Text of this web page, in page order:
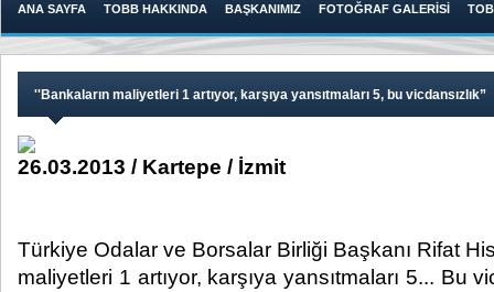
ANA SAYFA TOBB HAKKINDA BAŞKANIMIZ FOTOĞRAF GALERİSİ
​''Bankaların maliyetleri 1 artıyor, karşıya yansıtmaları 5, bu vicdansızlık”
26.03.2013 / Kartepe / İzmit
Türkiye Odalar ve Borsalar Birliği Başkanı Rifat
maliyetleri 1 artıyor, karşıya yansıtmaları 5... Bu